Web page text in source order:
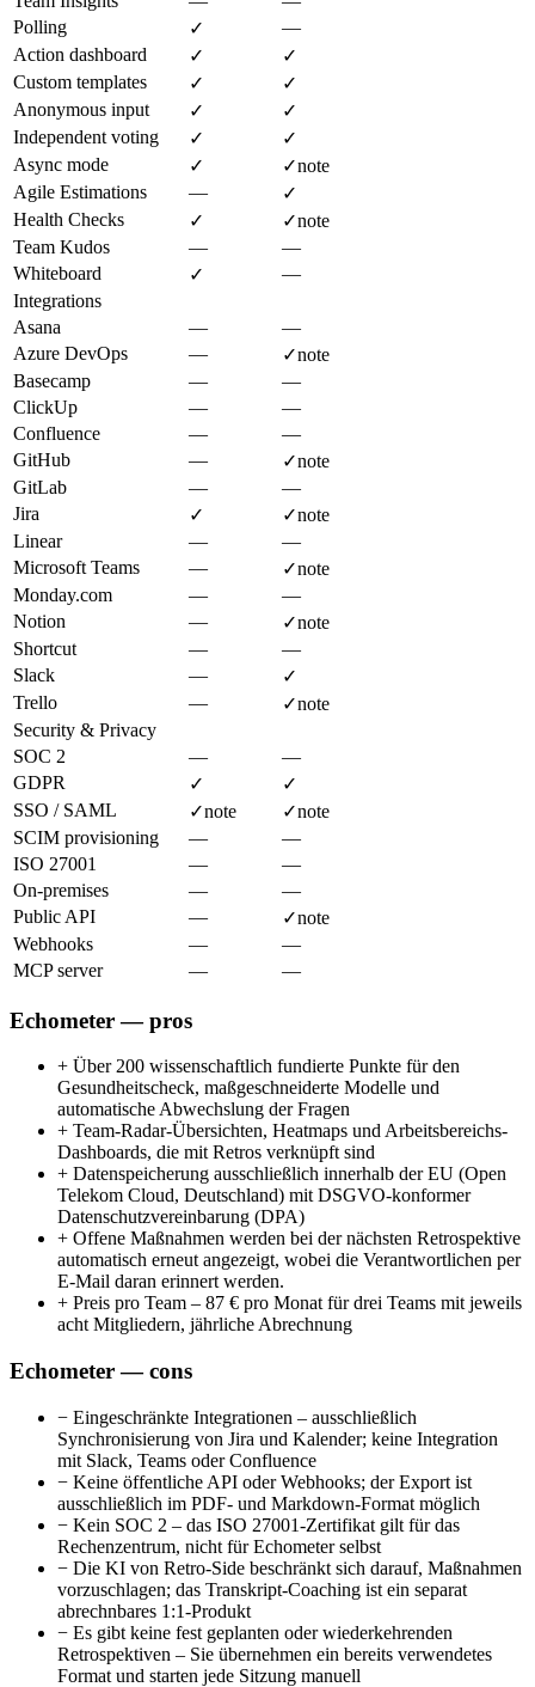
Polling
✓
—
Action dashboard
✓
✓
Custom templates
✓
✓
Anonymous input
✓
✓
Independent voting
✓
✓
Async mode
✓ ✓note
Agile Estimations
—
✓
Health Checks
✓ ✓note
Team Kudos
—
—
Whiteboard
✓
—
Integrations
Asana
—
—
Azure DevOps
— ✓note
Basecamp
—
—
ClickUp
—
—
Confluence
—
—
GitHub
— ✓note
GitLab
—
—
Jira
✓ ✓note
Linear
—
—
Microsoft Teams
— ✓note
Monday.com
—
—
Notion
— ✓note
Shortcut
—
—
Slack
—
✓
Trello
— ✓note
Security & Privacy
SOC 2
—
—
GDPR
✓
✓
SSO / SAML
✓note ✓note
SCIM provisioning
—
—
ISO 27001
—
—
On-premises
—
—
Public API
— ✓note
Webhooks
—
—
MCP server
— —
Echometer — pros
+ Über 200 wissenschaftlich fundierte Punkte für den
Gesundheitscheck, maßgeschneiderte Modelle und
automatische Abwechslung der Fragen
+ Team-Radar-Übersichten, Heatmaps und Arbeitsbereichs-
Dashboards, die mit Retros verknüpft sind
+ Datenspeicherung ausschließlich innerhalb der EU (Open
Telekom Cloud, Deutschland) mit DSGVO-konformer
Datenschutzvereinbarung (DPA)
+ Offene Maßnahmen werden bei der nächsten Retrospektive
automatisch erneut angezeigt, wobei die Verantwortlichen per
E-Mail daran erinnert werden.
+ Preis pro Team – 87 € pro Monat für drei Teams mit jeweils
acht Mitgliedern, jährliche Abrechnung
Echometer — cons
− Eingeschränkte Integrationen – ausschließlich
Synchronisierung von Jira und Kalender; keine Integration
mit Slack, Teams oder Confluence
− Keine öffentliche API oder Webhooks; der Export ist
ausschließlich im PDF- und Markdown-Format möglich
− Kein SOC 2 – das ISO 27001-Zertifikat gilt für das
Rechenzentrum, nicht für Echometer selbst
− Die KI von Retro-Side beschränkt sich darauf, Maßnahmen
vorzuschlagen; das Transkript-Coaching ist ein separat
abrechnbares 1:1-Produkt
− Es gibt keine fest geplanten oder wiederkehrenden
Retrospektiven – Sie übernehmen ein bereits verwendetes
Format und starten jede Sitzung manuell